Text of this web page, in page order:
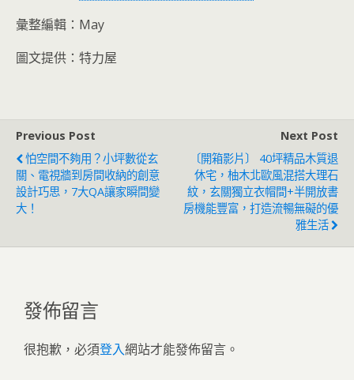
彙整編輯：May
圖文提供：特力屋
Previous Post
怕空間不夠用？小坪數從玄
關、電視牆到房間收納的創意
設計巧思，7大QA讓家瞬間變
大！
Next Post
〔開箱影片〕 40坪精品木質退
休宅，柚木北歐風混搭大理石
紋，玄關獨立衣帽間+半開放書
房機能豐富，打造流暢無礙的優
雅生活
發佈留言
很抱歉，必須登入網站才能發佈留言。